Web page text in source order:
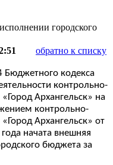
городского
обратно к списку
Бюджетного кодекса
контрольно-
Архангельск» на
контрольно-
Архангельск» от
начата внешняя
бюджета за